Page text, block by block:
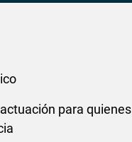
para quienes